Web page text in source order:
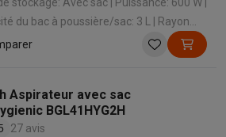
du bac à poussière/sac: 3 L | Rayon
8 m | Enrouleur de cordon: Oui
Aspirateur avec sac
BGL41HYG2H
27 avis